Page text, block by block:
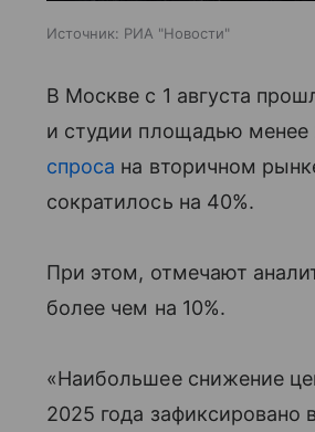
Источник: РИА "Новости"
В Москве с 1 августа
и студии площадью менее
спроса на вторичном
сократилось на 40%.
При этом, отмечают
более чем на 10%.
«Наибольшее снижение
2025 года зафиксировано